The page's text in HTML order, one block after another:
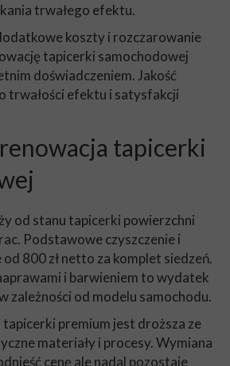
trwałego efektu.
koszty i rozczarowanie
tapicerki samochodowej
doświadczeniem. Jakość
trwałości efektu i satysfakcji
tapicerki
od stanu tapicerki powierzchni
Podstawowe czyszczenie i
800 zł netto za komplet siedzeń.
i barwieniem to wydatek
zależności od modelu samochodu.
tapicerki premium jest droższa ze
materiały i procesy. Wymiana
cenę ale nadal pozostaje